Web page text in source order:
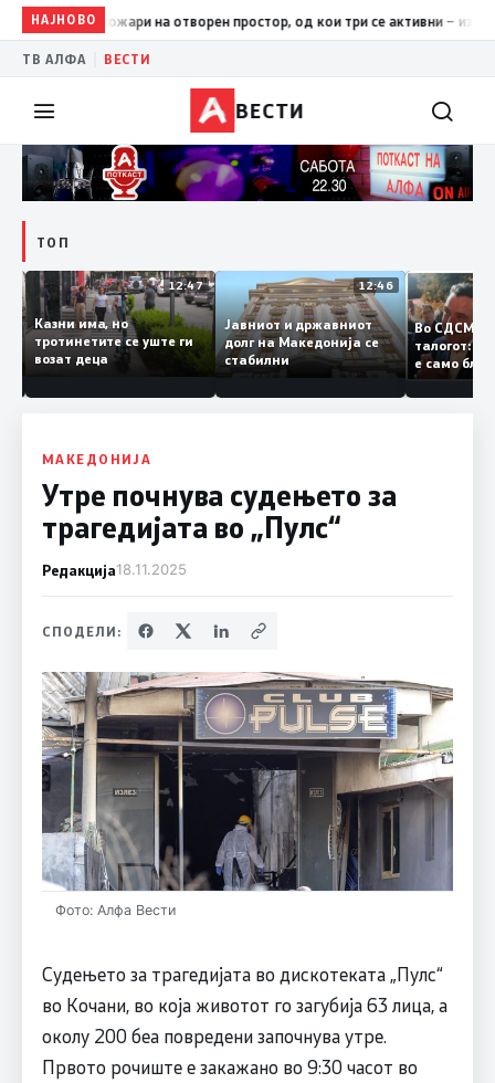
НАЈНОВО17:42ЦУК: До 18 часот 11 пожари на отворен простор, од
ТВ АЛФА ВЕСТИ
ВЕСТИ
ТОП
12:47
Казни има, но
тротинетите се уште ги
возат деца
12:46
Јавниот и државниот
долг на Македонија се
стабилни
Во СДСМ
е само
копија
Заев
МАКЕДОНИЈА
Утре почнува судењето за
трагедијата во „Пулс“
Редакција18.11.2025
СПОДЕЛИ:
Фото: Алфа Вести
Судењето за трагедијата во дискотеката „Пулс“
во Кочани, во која животот го загубија 63 лица, а
околу 200 беа повредени започнува утре.
Првото рочиште е закажано во 9:30 часот во